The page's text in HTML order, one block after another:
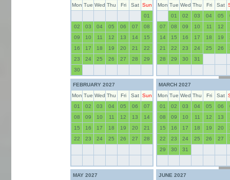
Mon Tue Wed Thu Fri Sat Sun
01
02
03 04 05 06 07
08
09
10 11 12 13 14
15
16
17 18 19 20 21
22
23
24 25 26 27 28
29
30
Mon Tue Wed Thu Fri Sat
01
02 03 04 05
07
08 09 10 11 12
14
15 16 17 18 19
21
22 23 24 25 26
28
29 30 31
FEBRUARY 2027
Mon Tue Wed Thu Fri Sat Sun
01
02 03 04 05 06
07
08
09 10 11 12 13
14
15
16 17 18 19 20
21
22
23 24 25 26 27 28
MARCH 2027
Mon Tue Wed Thu Fri Sat
01
02 03 04 05 06
08
09 10 11 12 13
15
16 17 18 19 20
22
23 24 25 26 27
29
30 31
MAY 2027
JUNE 2027